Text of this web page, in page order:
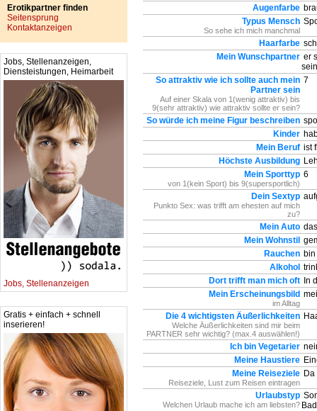
Erotikpartner finden
Seitensprung
Kontaktanzeigen
Jobs, Stellenanzeigen,
Diensteistungen, Heimarbeit
Jobs, Stellenanzeigen
Gratis + einfach + schnell
inserieren!
Augenfarbe
Typus Mensch
So sehe ich mich manchmal
Haarfarbe
Mein Wunschpartner er
So attraktiv wie ich sollte auch mein
Partner sein
Auf einer Skala von 1(wenig attraktiv) bis
9(sehr attraktiv) wie attraktiv sollte er sein?
7
So würde ich meine Figur beschreiben
Kinder
Mein Beruf ist
Höchste Ausbildung
Mein Sporttyp
von 1(kein Sport) bis 9(supersportlich)
6
Dein Sextyp
Punkto Sex: was trifft am ehesten auf mich
zu?
Mein Auto
Mein Wohnstil
Rauchen
Alkohol
Dort trifft man mich oft In
Mein Erscheinungsbild
im Alltag
Die 4 wichtigsten Äußerlichkeiten
Welche Äußerlichkeiten sind mir beim
PARTNER sehr wichtig? (max.4 auswählen!)
Ich bin Vegetarier
Meine Haustiere
Meine Reiseziele
Reiseziele, Lust zum Reisen eintragen
Urlaubstyp
Welchen Urlaub mache ich am liebsten?